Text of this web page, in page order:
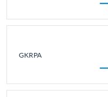
GKRPA